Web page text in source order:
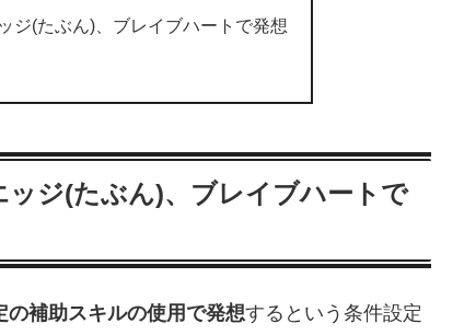
ジ(たぶん)、ブレイブハートで発想
ジ(たぶん)、ブレイブハートで
補助スキルの使用で発想するという条件設定